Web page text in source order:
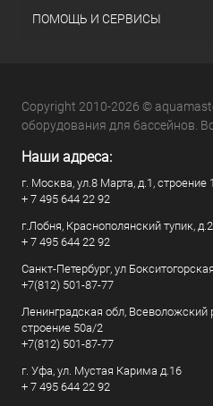
ПОМОЩЬ И СЕРВИСЫ
Copyright 2010-2026 ©
оборудования для бассейнов.
Наши адреса:
г. Москва, ул.8 Марта, д.1, строение
+ 7 495 644 22 92
г.Лобня, Краснополянский тупик,
+ 7 495 644 22 92
Санкт-Петербург, ул
+7(812) 501-87-77
Ленинградская обл, Всеволожский
строение 50а/2
+7(812) 501-87-77
г. Уфа, ул. Мустая Карима д.16
+ 7 495 644 22 92